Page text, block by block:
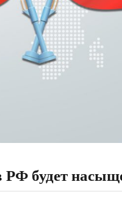
РФ будет